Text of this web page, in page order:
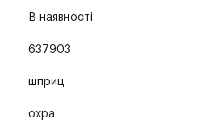
В наявності
637903
шприц
охра